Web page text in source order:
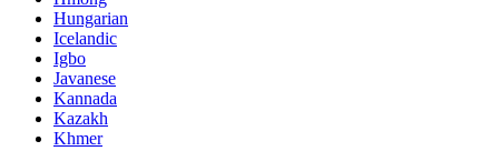
Hungarian
Icelandic
Igbo
Javanese
Kannada
Kazakh
Khmer